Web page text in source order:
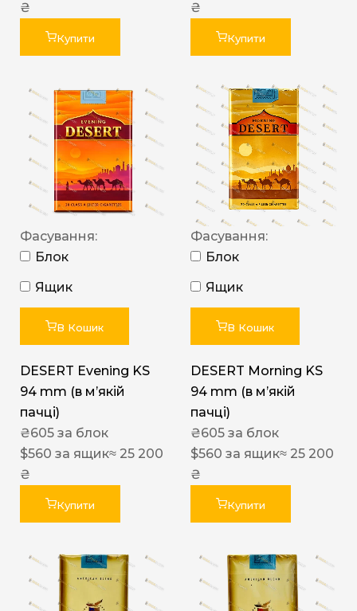
₴
Купити
₴
Купити
Фасування:
Блок
Ящик
В Кошик
DESERT Evening KS
94 mm (в мʼякій
пачці)
₴605 за блок
$560 за ящик≈ 25 200
₴
Купити
Фасування:
Блок
Ящик
В Кошик
DESERT Morning KS
94 mm (в мʼякій
пачці)
₴605 за блок
$560 за ящик≈ 25 200
₴
Купити